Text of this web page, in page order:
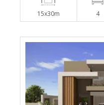
15x30m 4